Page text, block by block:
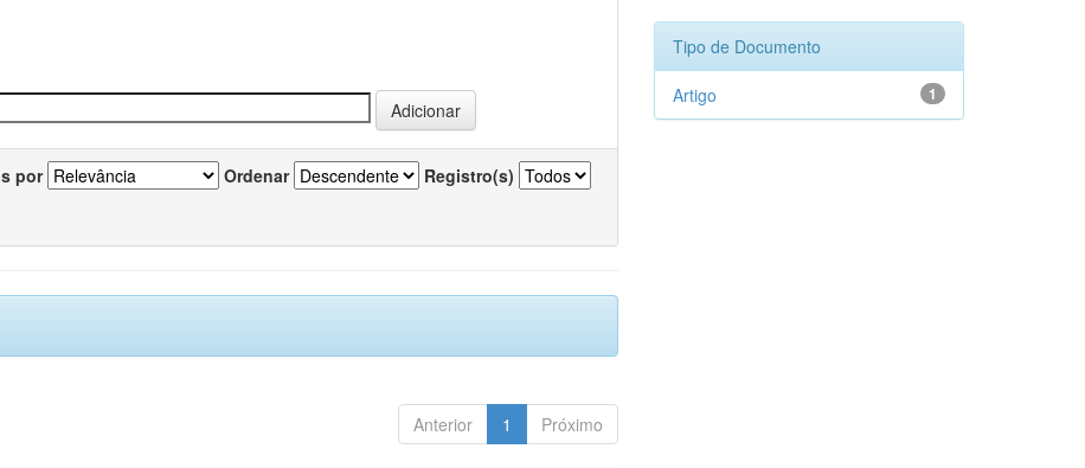
por Ordenar Registro(s)
Anterior 1 Próximo
Tipo de Documento
1
Artigo